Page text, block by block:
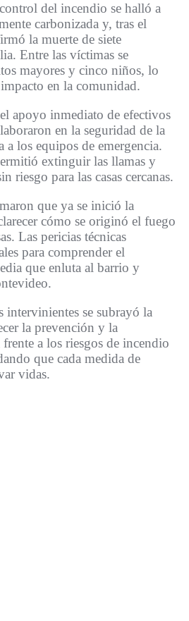
del incendio se halló a
carbonizada y, tras el
la muerte de siete
Entre las víctimas se
mayores y cinco niños, lo
en la comunidad.
apoyo inmediato de efectivos
en la seguridad de la
a los equipos de emergencia.
extinguir las llamas y
riesgo para las casas cercanas.
que ya se inició la
cómo se originó el fuego
Las pericias técnicas
para comprender el
que enluta al barrio y
intervinientes se subrayó la
la prevención y la
a los riesgos de incendio
que cada medida de
vidas.